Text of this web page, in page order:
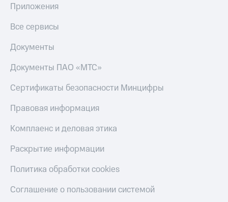
Приложения
Все сервисы
Документы
Документы ПАО «МТС»
Сертификаты безопасности Минцифры
Правовая информация
Комплаенс и деловая этика
Раскрытие информации
Политика обработки cookies
Соглашение о пользовании системой